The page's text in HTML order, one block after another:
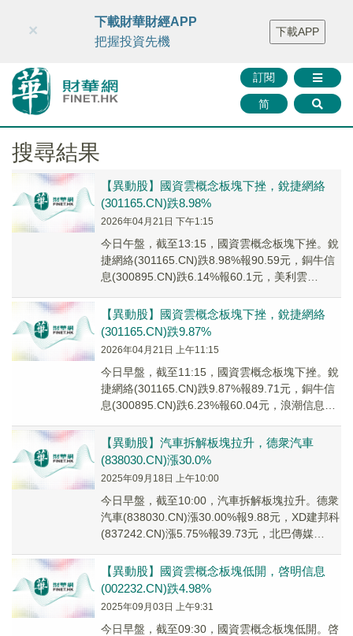
財華智庫網 FINTV FINMETA 財華證券 媒體矩陣
智庫沙龍
聯絡我們
訂閱
简
×
下載財華財經APP
把握投資先機
下載APP
搜尋結果
【異動股】國資雲概念板塊下挫，銳捷網絡
(301165.CN)跌8.98%
2026年04月21日 下午1:15
今日午盤，截至13:15，國資雲概念板塊下挫。銳
捷網絡(301165.CN)跌8.98%報90.59元，銅牛信
息(300895.CN)跌6.14%報60.1元，美利雲
【異動股】國資雲概念板塊下挫，銳捷網絡
(301165.CN)跌9.87%
2026年04月21日 上午11:15
今日早盤，截至11:15，國資雲概念板塊下挫。銳
捷網絡(301165.CN)跌9.87%報89.71元，銅牛信
息(300895.CN)跌6.23%報60.04元，浪潮信息
【異動股】汽車拆解板塊拉升，德衆汽車
(838030.CN)漲30.0%
2025年09月18日 上午10:00
今日早盤，截至10:00，汽車拆解板塊拉升。德衆
汽車(838030.CN)漲30.00%報9.88元，XD建邦科
(837242.CN)漲5.75%報39.73元，北巴傳媒
【異動股】國資雲概念板塊低開，啓明信息
(002232.CN)跌4.98%
2025年09月03日 上午9:31
今日早盤，截至09:30，國資雲概念板塊低開。啓